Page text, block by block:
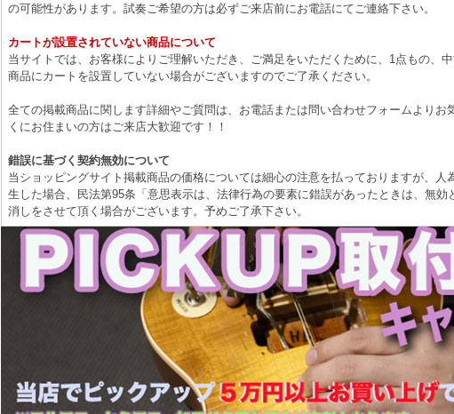
の可能性があります。試奏ご希望の方は必ずご来店前にお電話にてご連絡下さい。
カートが設置されていない商品について
当サイトでは、お客様によりご理解いただき、ご満足をいただくために、1点もの、
商品にカートを設置していない場合がございますのでご了承ください。
全ての掲載商品に関します詳細やご質問は、お電話または問い合わせフォームよりお
くにお住まいの方はご来店大歓迎です！！
錯誤に基づく契約無効について
当ショッピングサイト掲載商品の価格については細心の注意を払っておりますが、人
生した場合、民法第95条「意思表示は、法律行為の要素に錯誤があったときは、無効
消しをさせて頂く場合がございます。予めご了承下さい。